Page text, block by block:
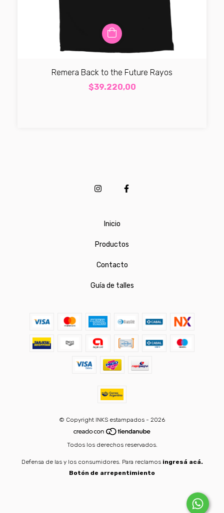
Remera Back to the Future Rayos
$39.220,00
Inicio
Productos
Contacto
Guía de talles
© Copyright INKS estampados - 2026
Todos los derechos reservados.
Defensa de las y los consumidores. Para reclamos ingresá acá.
Botón de arrepentimiento